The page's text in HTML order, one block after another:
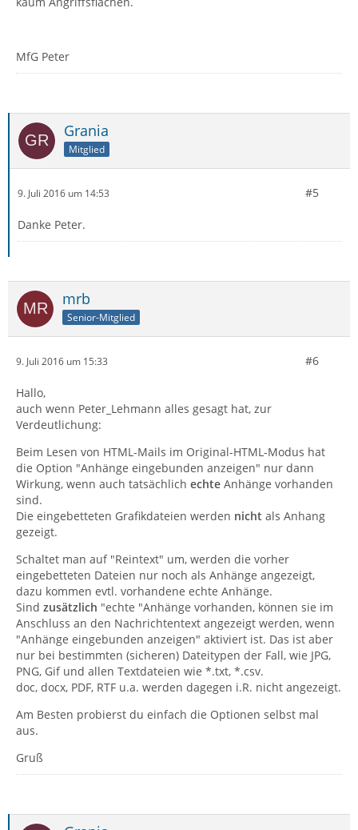
MfG Peter
Grania
Mitglied
9. Juli 2016 um 14:53 #5
Danke Peter.
mrb
Senior-Mitglied
9. Juli 2016 um 15:33 #6
Hallo,
auch wenn Peter_Lehmann alles gesagt hat, zur
Verdeutlichung:
Beim Lesen von HTML-Mails im Original-HTML-Modus hat
die Option "Anhänge eingebunden anzeigen" nur dann
Wirkung, wenn auch tatsächlich echte Anhänge vorhanden
sind.
Die eingebetteten Grafikdateien werden nicht als Anhang
gezeigt.
Schaltet man auf "Reintext" um, werden die vorher
eingebetteten Dateien nur noch als Anhänge angezeigt,
dazu kommen evtl. vorhandene echte Anhänge.
Sind zusätzlich "echte "Anhänge vorhanden, können sie im
Anschluss an den Nachrichtentext angezeigt werden, wenn
"Anhänge eingebunden anzeigen" aktiviert ist. Das ist aber
nur bei bestimmten (sicheren) Dateitypen der Fall, wie JPG,
PNG, Gif und allen Textdateien wie *.txt, *.csv.
doc, docx, PDF, RTF u.a. werden dagegen i.R. nicht angezeigt.
Am Besten probierst du einfach die Optionen selbst mal
aus.
Gruß